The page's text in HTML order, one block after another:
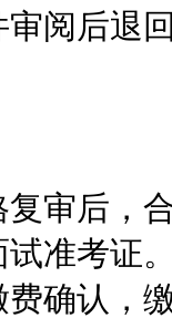
阅后退
后，合
准考证
确认，